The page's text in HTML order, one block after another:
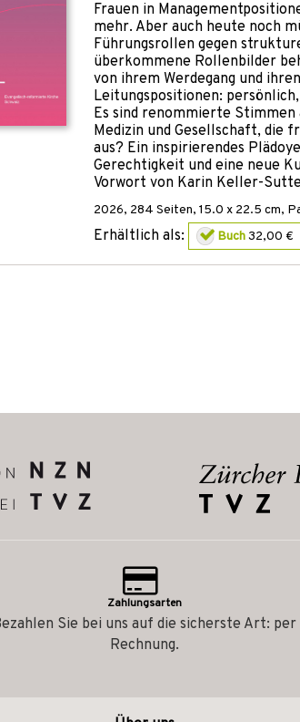
Frauen in
mehr. Aber auch heute noch
Führungsrollen gegen
überkommene Rollenbilder
von ihrem Werdegang und
Leitungspositionen:
Es sind renommierte
Medizin und Gesellschaft, die
aus? Ein inspirierendes
Gerechtigkeit und eine neue
Vorwort von Karin Keller-
2026, 284 Seiten, 15.0 x 22.5 cm,
Erhältlich als: Buch32,00 €
Zahlungsarten
Sie bei uns auf die sicherste Art: per
Rechnung.